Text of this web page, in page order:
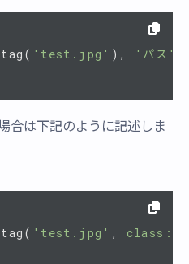
( 'test.jpg' ), 'パス'
合は下記のように記述しま
( 'test.jpg' , class: